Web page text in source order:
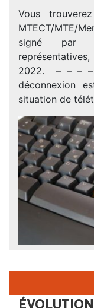
Vous
MTECT/MTE/
signé par 4
2022. – – – –
déconnexion
situation de